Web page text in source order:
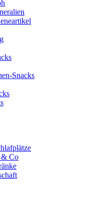
Snacks
& Co